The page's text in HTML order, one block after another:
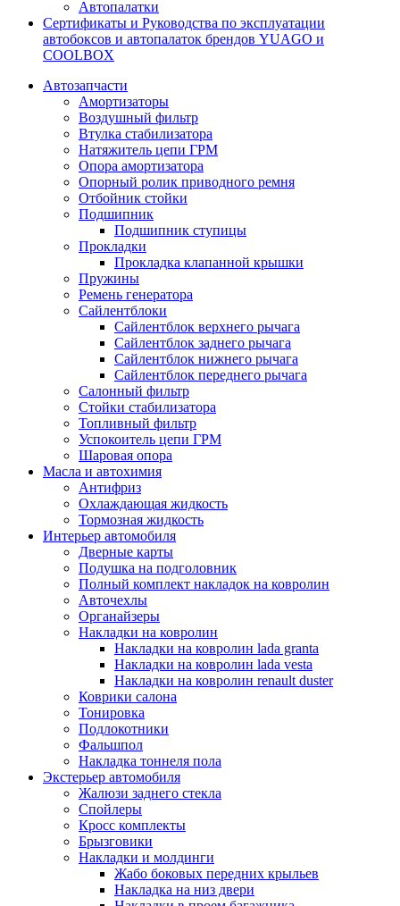
Автопалатки
Сертификаты и Руководства по эксплуатации
автобоксов и автопалаток брендов YUAGO и
COOLBOX
Автозапчасти
Амортизаторы
Воздушный фильтр
Втулка стабилизатора
Натяжитель цепи ГРМ
Опора амортизатора
Опорный ролик приводного ремня
Отбойник стойки
Подшипник
Подшипник ступицы
Прокладки
Прокладка клапанной крышки
Пружины
Ремень генератора
Сайлентблоки
Сайлентблок верхнего рычага
Сайлентблок заднего рычага
Сайлентблок нижнего рычага
Сайлентблок переднего рычага
Салонный фильтр
Стойки стабилизатора
Топливный фильтр
Успокоитель цепи ГРМ
Шаровая опора
Масла и автохимия
Антифриз
Охлаждающая жидкость
Тормозная жидкость
Интерьер автомобиля
Дверные карты
Подушка на подголовник
Полный комплект накладок на ковролин
Авточехлы
Органайзеры
Накладки на ковролин
Накладки на ковролин lada granta
Накладки на ковролин lada vesta
Накладки на ковролин renault duster
Коврики салона
Тонировка
Подлокотники
Фальшпол
Накладка тоннеля пола
Экстерьер автомобиля
Жалюзи заднего стекла
Спойлеры
Кросс комплекты
Брызговики
Накладки и молдинги
Жабо боковых передних крыльев
Накладка на низ двери